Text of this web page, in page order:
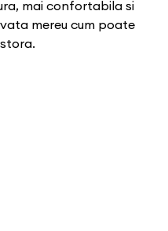
mai confortabila si
mereu cum poate